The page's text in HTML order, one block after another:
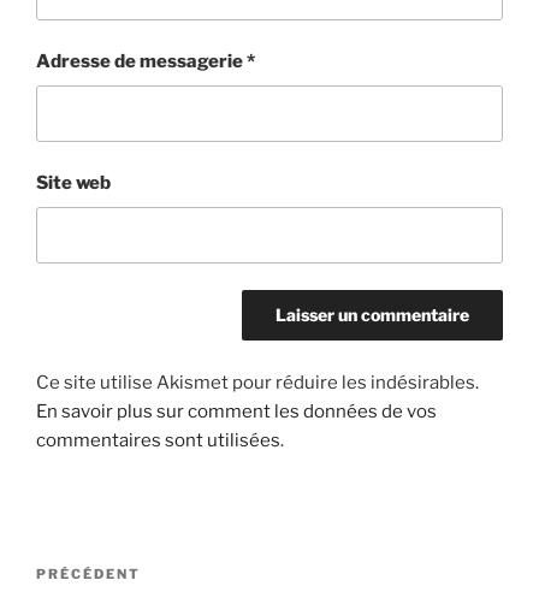
Adresse de messagerie*
Site web
Ce site utilise Akismet pour réduire les indésirables.
En savoir plus sur comment les données de vos
commentaires sont utilisées.
Navigation
Article
PRÉCÉDENT